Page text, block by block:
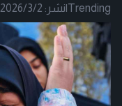
Trending
|نشر: 2026/3/2